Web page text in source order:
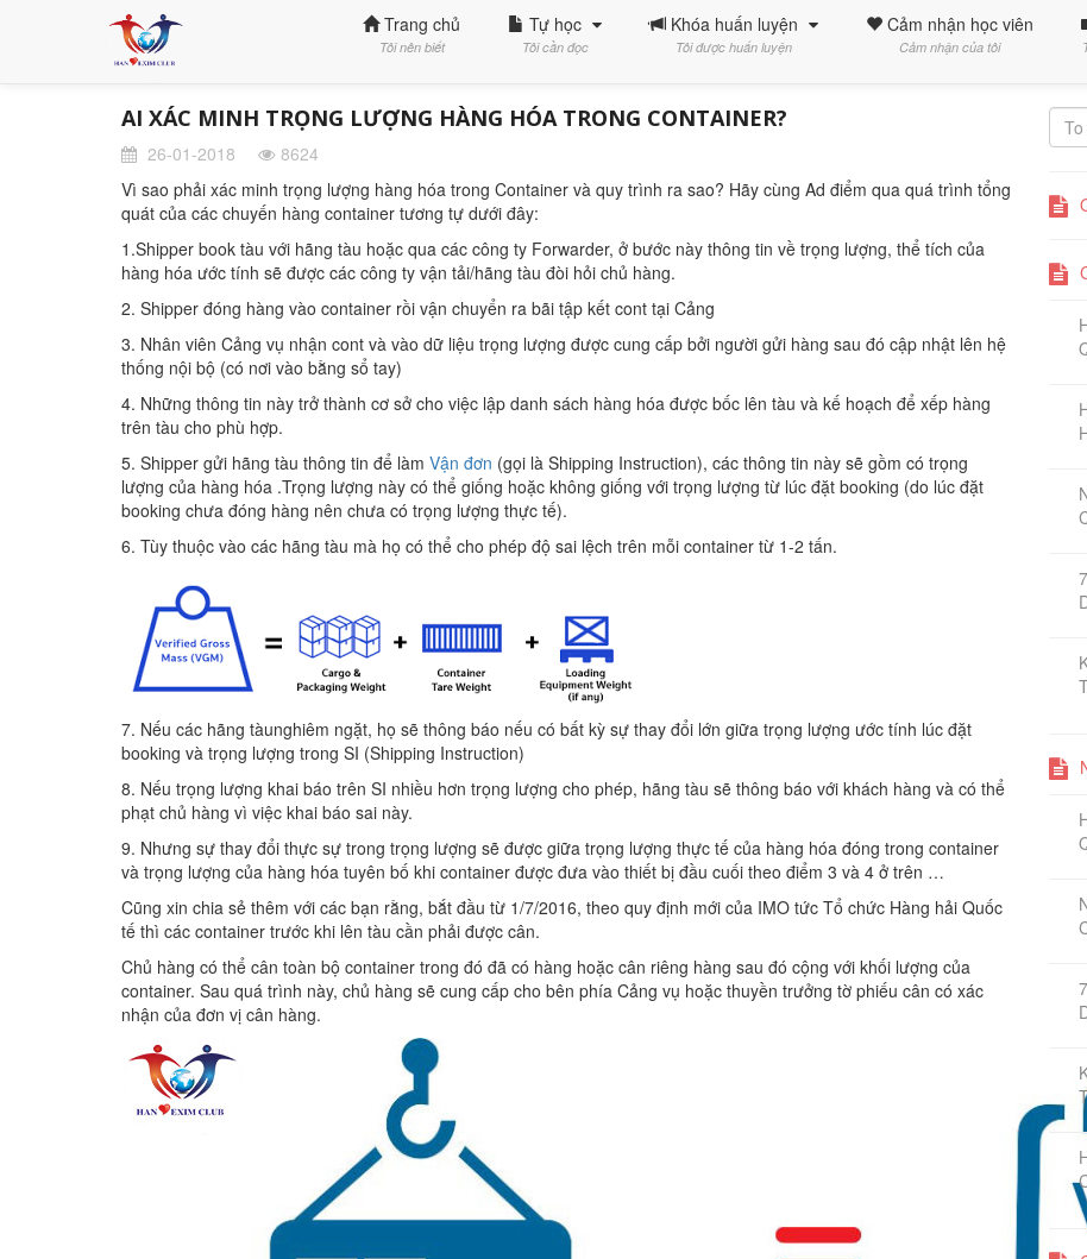
Trang chủ
Tôi nên biết
Tự học
Tôi cần đọc
Khóa huấn luyện
Tôi được huấn luyện
Cảm nhận học viên
Cảm nhận của tôi
AI XÁC MINH TRỌNG LƯỢNG HÀNG HÓA TRONG CONTAINER?
26-01-2018
8624
Vì sao phải xác minh trọng lượng hàng hóa trong Container và quy trình ra sao? Hãy cùng Ad điểm qua quá trình tổng
quát của các chuyến hàng container tương tự dưới đây:
1.Shipper book tàu với hãng tàu hoặc qua các công ty Forwarder, ở bước này thông tin về trọng lượng, thể tích của
hàng hóa ước tính sẽ được các công ty vận tải/hãng tàu đòi hỏi chủ hàng.
2. Shipper đóng hàng vào container rồi vận chuyển ra bãi tập kết cont tại Cảng
3. Nhân viên Cảng vụ nhận cont và vào dữ liệu trọng lượng được cung cấp bởi người gửi hàng sau đó cập nhật lên hệ
thống nội bộ (có nơi vào bằng sổ tay)
4. Những thông tin này trở thành cơ sở cho việc lập danh sách hàng hóa được bốc lên tàu và kế hoạch để xếp hàng
trên tàu cho phù hợp.
5. Shipper gửi hãng tàu thông tin để làm Vận đơn (gọi là Shipping Instruction), các thông tin này sẽ gồm có trọng
lượng của hàng hóa .Trọng lượng này có thể giống hoặc không giống với trọng lượng từ lúc đặt booking (do lúc đặt
booking chưa đóng hàng nên chưa có trọng lượng thực tế).
6. Tùy thuộc vào các hãng tàu mà họ có thể cho phép độ sai lệch trên mỗi container từ 1-2 tấn.
7. Nếu các hãng tàunghiêm ngặt, họ sẽ thông báo nếu có bất kỳ sự thay đổi lớn giữa trọng lượng ước tính lúc đặt
booking và trọng lượng trong SI (Shipping Instruction)
8. Nếu trọng lượng khai báo trên SI nhiều hơn trọng lượng cho phép, hãng tàu sẽ thông báo với khách hàng và có thể
phạt chủ hàng vì việc khai báo sai này.
9. Nhưng sự thay đổi thực sự trong trọng lượng sẽ được giữa trọng lượng thực tế của hàng hóa đóng trong container
và trọng lượng của hàng hóa tuyên bố khi container được đưa vào thiết bị đầu cuối theo điểm 3 và 4 ở trên …
Cũng xin chia sẻ thêm với các bạn rằng, bắt đầu từ 1/7/2016, theo quy định mới của IMO tức Tổ chức Hàng hải Quốc
tế thì các container trước khi lên tàu cần phải được cân.
Chủ hàng có thể cân toàn bộ container trong đó đã có hàng hoặc cân riêng hàng sau đó cộng với khối lượng của
container. Sau quá trình này, chủ hàng sẽ cung cấp cho bên phía Cảng vụ hoặc thuyền trưởng tờ phiếu cân có xác
nhận của đơn vị cân hàng.